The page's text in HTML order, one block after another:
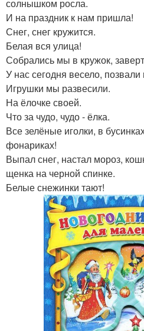
солнышком росла.
И на праздник к нам пришла!
Снег, снег кружится.
Белая вся улица!
Собрались мы в кружок,
У нас сегодня весело, позвали
Игрушки мы развесили.
На ёлочке своей.
Что за чудо, чудо - ёлка.
Все зелёные иголки, в
фонариках!
Выпал снег, настал мороз,
щенка на черной спинке.
Белые снежинки тают!